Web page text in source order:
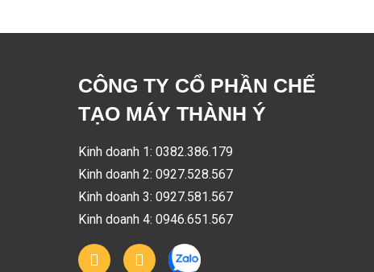
CÔNG TY CỔ PHẦN CHẾ
TẠO MÁY THÀNH Ý
Kinh doanh 1: 0382.386.179
Kinh doanh 2: 0927.528.567
Kinh doanh 3: 0927.581.567
Kinh doanh 4: 0946.651.567